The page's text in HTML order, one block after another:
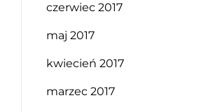
czerwiec 2017
maj 2017
kwiecień 2017
marzec 2017